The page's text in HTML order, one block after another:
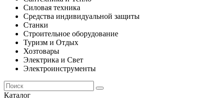
Силовая техника
Средства индивидуальной защиты
Станки
Строительное оборудование
Туризм и Отдых
Хозтовары
Электрика и Свет
Электроинструменты
Каталог